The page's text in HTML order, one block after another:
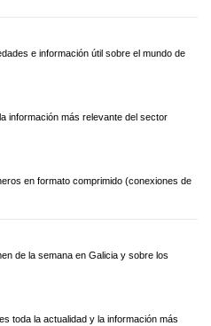
e información útil sobre el mundo de
información más relevante del sector
en formato comprimido (conexiones de
de la semana en Galicia y sobre los
toda la actualidad y la información más